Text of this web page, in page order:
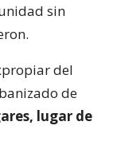
sin
del
de
lugar de